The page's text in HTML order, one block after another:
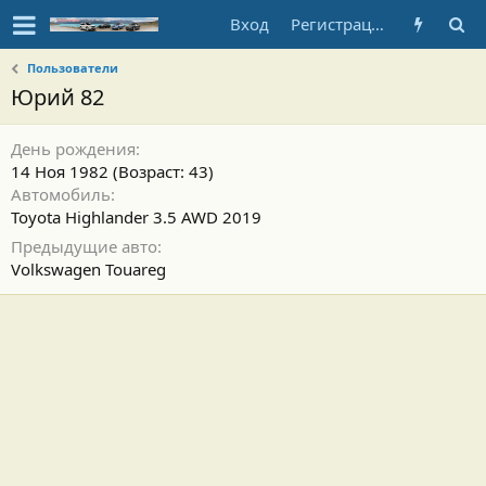
Вход Регистрация
Пользователи
Юрий 82
День рождения
14 Ноя 1982 (Возраст: 43)
Автомобиль
Toyota Highlander 3.5 AWD 2019
Предыдущие авто
Volkswagen Touareg